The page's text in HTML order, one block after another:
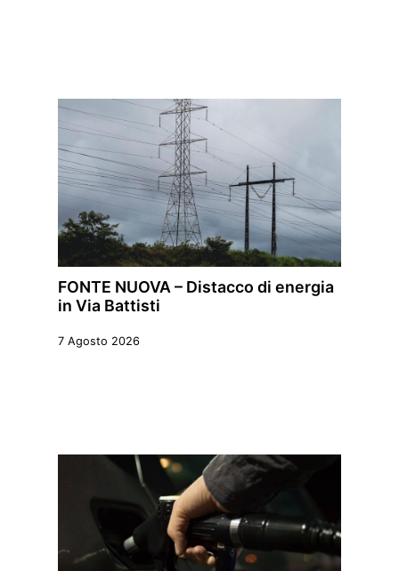
FONTE NUOVA – Distacco di energia
in Via Battisti
7 Agosto 2026